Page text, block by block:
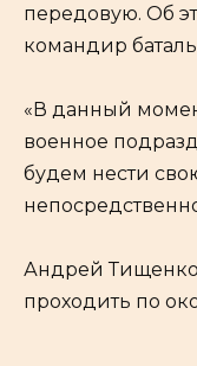
передовую. Об
командир
«В данный
военное
будем нести
Андрей Тищенко
проходить по